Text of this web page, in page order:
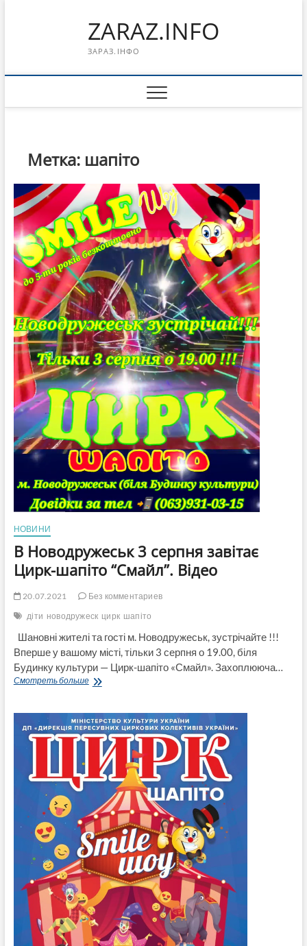
ZARAZ.INFO
ЗАРАЗ.ІНФО
Метка: шапіто
НОВИНИ
В Новодружеськ 3 серпня завітає
Цирк-шапіто “Смайл”. Відео
20.07.2021
Без комментариев
діти новодружеск цирк шапіто
Шановні жителі та гості м. Новодружеськ, зустрічайте !!!
Вперше у вашому місті, тільки 3 серпня о 19.00, біля
Будинку культури — Цирк-шапіто «Смайл». Захоплююча…
Смотреть большеВ
серпня
завітає
Цирк-
шапіто
“Смайл”.
Відео